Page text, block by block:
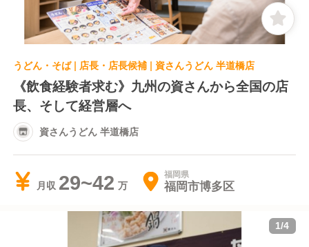
うどん・そば | 店長・店長候補 | 資さんうどん 半道橋店
《飲食経験者求む》九州の資さんから全国の店
長、そして経営層へ
資さんうどん 半道橋店
月収 29~42 福岡県
福岡市博多区
1/4